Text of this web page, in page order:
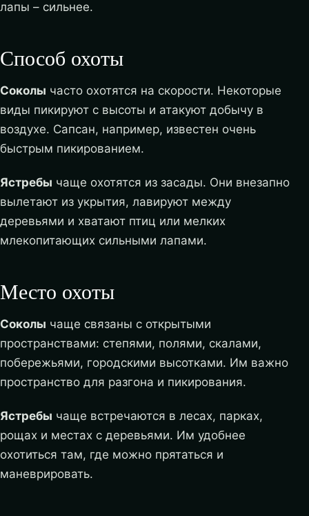
лапы – сильнее.
Способ охоты
Соколы часто охотятся на скорости. Некоторые
виды пикируют с высоты и атакуют добычу в
воздухе. Сапсан, например, известен очень
быстрым пикированием.
Ястребы чаще охотятся из засады. Они внезапно
вылетают из укрытия, лавируют между
деревьями и хватают птиц или мелких
млекопитающих сильными лапами.
Место охоты
Соколы чаще связаны с открытыми
пространствами: степями, полями, скалами,
побережьями, городскими высотками. Им важно
пространство для разгона и пикирования.
Ястребы чаще встречаются в лесах, парках,
рощах и местах с деревьями. Им удобнее
охотиться там, где можно прятаться и
маневрировать.